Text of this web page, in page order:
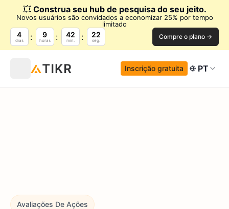
💥 Construa seu hub de pesquisa do seu jeito.
Novos usuários são convidados a economizar 25% por tempo
limitado
4
dias
9
horas
42
min.
21
seg. Compre o plano →
Inscrição gratuita PT
Avaliações De Ações